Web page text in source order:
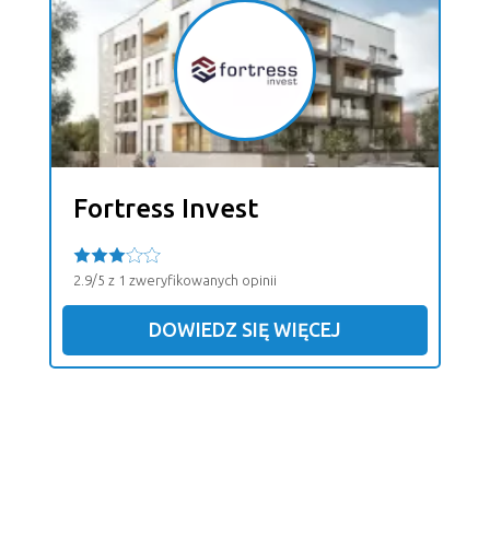
Fortress Invest
2.9/5 z 1 zweryfikowanych opinii
DOWIEDZ SIĘ WIĘCEJ